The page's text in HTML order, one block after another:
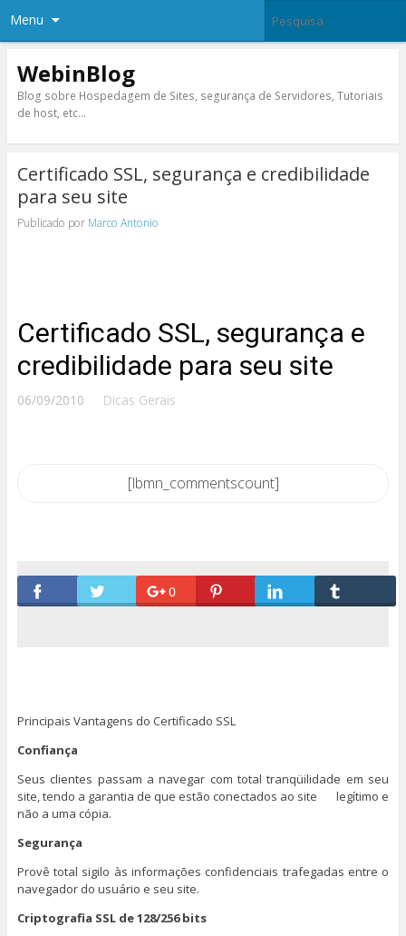
Menu
WebinBlog
Blog sobre Hospedagem de Sites, segurança de Servidores, Tutoriais
de host, etc…
Certificado SSL, segurança e credibilidade
para seu site
Publicado por Marco Antonio
Certificado SSL, segurança e
credibilidade para seu site
06/09/2010 Dicas Gerais
[lbmn_commentscount]
0
Principais Vantagens do Certificado SSL
Confiança
Seus clientes passam a navegar com total tranqüilidade em seu
site, tendo a garantia de que estão conectados ao site legítimo e
não a uma cópia.
Segurança
Provê total sigilo às informações confidenciais trafegadas entre o
navegador do usuário e seu site.
Criptografia SSL de 128/256 bits